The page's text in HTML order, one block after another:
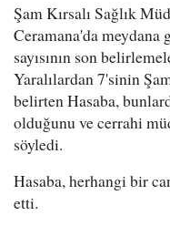
Şam Kırsalı Sağlık
Ceramana'da meydana
sayısının son
Yaralılardan 7'sinin
belirten Hasaba,
olduğunu ve cerrahi
söyledi.
Hasaba, herhangi bir
etti.